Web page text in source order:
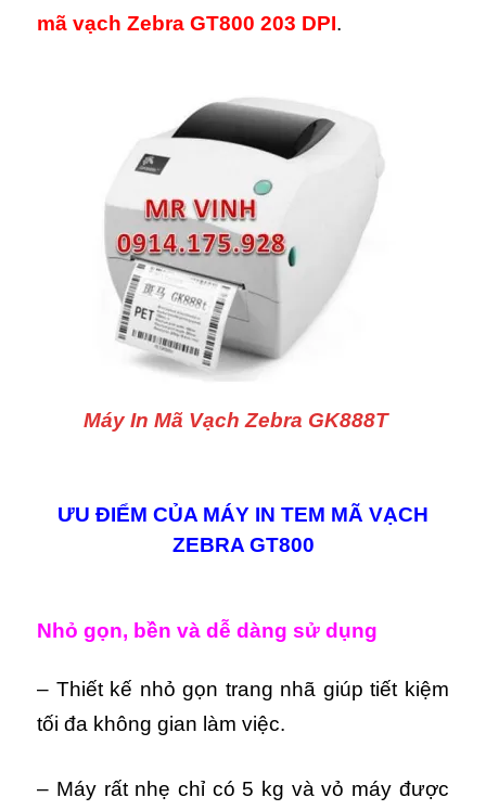
mã vạch Zebra GT800 203 DPI.
Máy In Mã Vạch Zebra GK888T
ƯU ĐIỂM CỦA MÁY IN TEM MÃ VẠCH
ZEBRA GT800
Nhỏ gọn, bền và dễ dàng sử dụng
– Thiết kế nhỏ gọn trang nhã giúp tiết kiệm
tối đa không gian làm việc.
– Máy rất nhẹ chỉ có 5 kg và vỏ máy được